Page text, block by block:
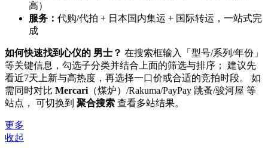
高）
服务： 代购/代拍 + 日本国内集运 + 国际转运，一站式完
成
如何快速找到心仪的 男士？ 在搜索框输入「型号/系列/年份」
等关键信息，勾选子分类并结合上面的筛选与排序； 建议先
看近7天上新与高热度，再选择一口价或合适的竞拍时段。 如
需同时对比 Mercari （煤炉）/Rakuma/PayPay 跳蚤/骏河屋 等
站点， 可切换到 聚合搜索 查看多站结果。
更多
收起